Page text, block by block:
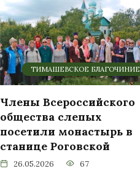
ТИМАШЕВСКОЕ БЛАГОЧИНИЕ
Члены Всероссийского
общества слепых
посетили монастырь в
станице Роговской
26.05.2026 67